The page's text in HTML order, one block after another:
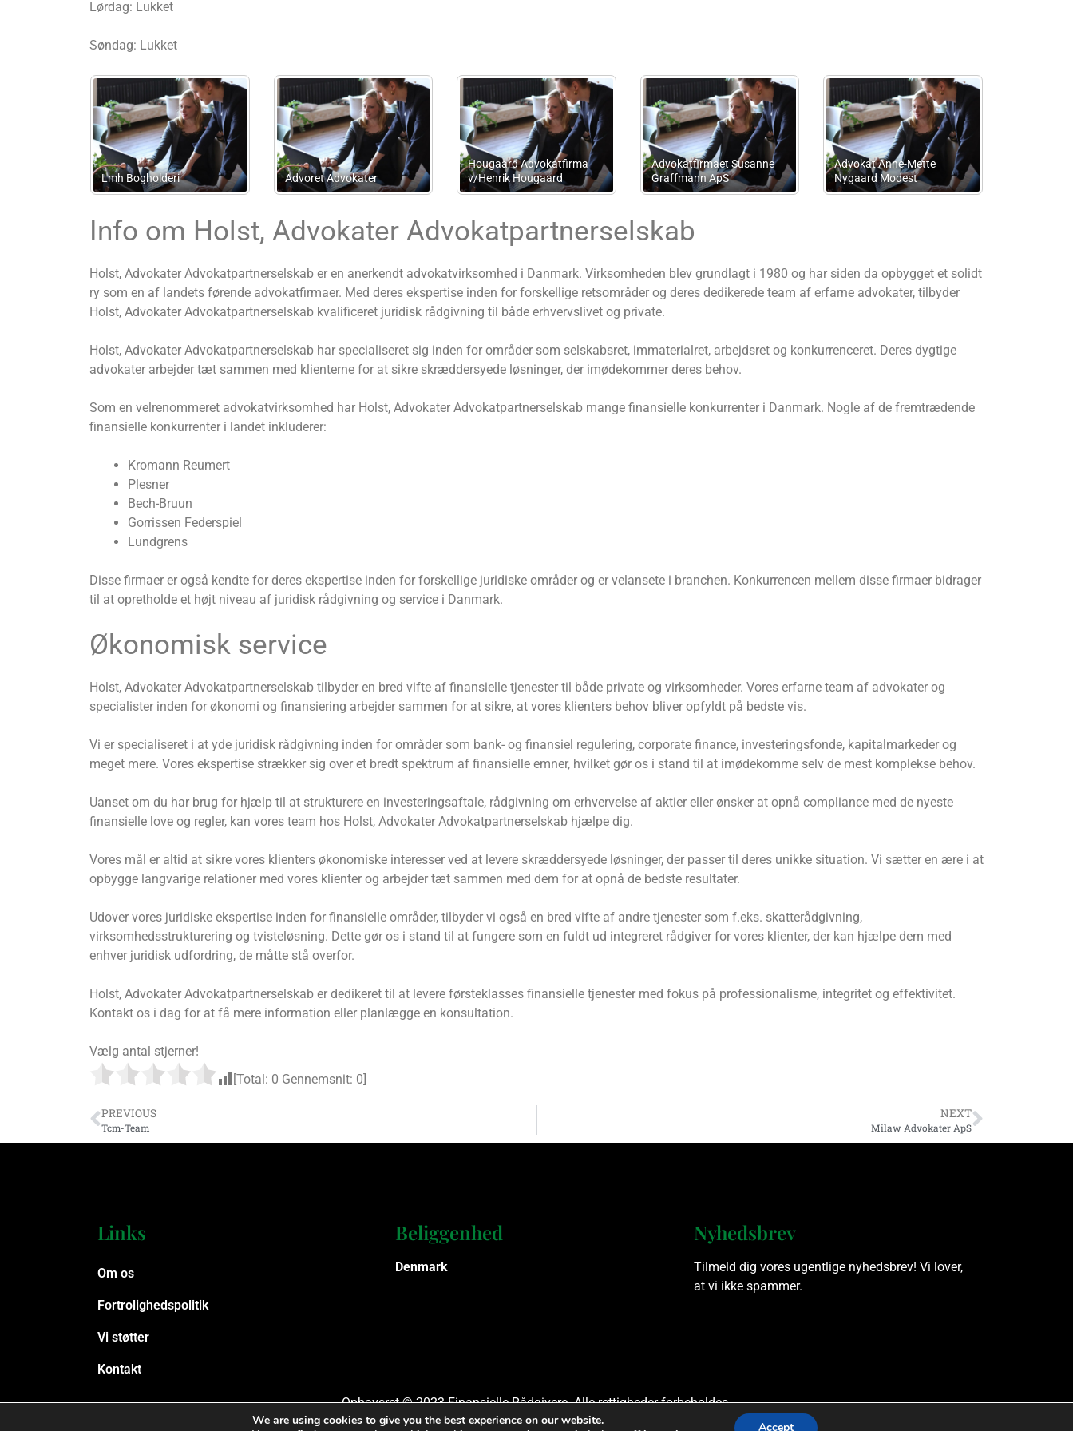
Lørdag: Lukket
Søndag: Lukket
Advokatfirmaet Susanne
Graffmann ApS
Advokat Anne-Mette
Nygaard Modest
Advokatfirmaet Jesper
Bang
Advokatfirmaet Dalgas &
Deleuran
Jette Munk Mirko Accounting
Info om Holst, Advokater Advokatpartnerselskab
Holst, Advokater Advokatpartnerselskab er en anerkendt advokatvirksomhed i Danmark. Virksomheden blev grundlagt i 1980 og har siden da opbygget et solidt
ry som en af landets førende advokatfirmaer. Med deres ekspertise inden for forskellige retsområder og deres dedikerede team af erfarne advokater, tilbyder
Holst, Advokater Advokatpartnerselskab kvalificeret juridisk rådgivning til både erhvervslivet og private.
Holst, Advokater Advokatpartnerselskab har specialiseret sig inden for områder som selskabsret, immaterialret, arbejdsret og konkurrenceret. Deres dygtige
advokater arbejder tæt sammen med klienterne for at sikre skræddersyede løsninger, der imødekommer deres behov.
Som en velrenommeret advokatvirksomhed har Holst, Advokater Advokatpartnerselskab mange finansielle konkurrenter i Danmark. Nogle af de fremtrædende
finansielle konkurrenter i landet inkluderer:
Kromann Reumert
Plesner
Bech-Bruun
Gorrissen Federspiel
Lundgrens
Disse firmaer er også kendte for deres ekspertise inden for forskellige juridiske områder og er velansete i branchen. Konkurrencen mellem disse firmaer bidrager
til at opretholde et højt niveau af juridisk rådgivning og service i Danmark.
Økonomisk service
Holst, Advokater Advokatpartnerselskab tilbyder en bred vifte af finansielle tjenester til både private og virksomheder. Vores erfarne team af advokater og
specialister inden for økonomi og finansiering arbejder sammen for at sikre, at vores klienters behov bliver opfyldt på bedste vis.
Vi er specialiseret i at yde juridisk rådgivning inden for områder som bank- og finansiel regulering, corporate finance, investeringsfonde, kapitalmarkeder og
meget mere. Vores ekspertise strækker sig over et bredt spektrum af finansielle emner, hvilket gør os i stand til at imødekomme selv de mest komplekse behov.
Uanset om du har brug for hjælp til at strukturere en investeringsaftale, rådgivning om erhvervelse af aktier eller ønsker at opnå compliance med de nyeste
finansielle love og regler, kan vores team hos Holst, Advokater Advokatpartnerselskab hjælpe dig.
Vores mål er altid at sikre vores klienters økonomiske interesser ved at levere skræddersyede løsninger, der passer til deres unikke situation. Vi sætter en ære i at
opbygge langvarige relationer med vores klienter og arbejder tæt sammen med dem for at opnå de bedste resultater.
Udover vores juridiske ekspertise inden for finansielle områder, tilbyder vi også en bred vifte af andre tjenester som f.eks. skatterådgivning,
virksomhedsstrukturering og tvisteløsning. Dette gør os i stand til at fungere som en fuldt ud integreret rådgiver for vores klienter, der kan hjælpe dem med
enhver juridisk udfordring, de måtte stå overfor.
Holst, Advokater Advokatpartnerselskab er dedikeret til at levere førsteklasses finansielle tjenester med fokus på professionalisme, integritet og effektivitet.
Kontakt os i dag for at få mere information eller planlægge en konsultation.
Vælg antal stjerner!
[Total: 0 Gennemsnit: 0]
PREVIOUS
Tcm-Team
NEXT
Milaw Advokater ApS
Links
Om os
Fortrolighedspolitik
Vi støtter
Kontakt
Beliggenhed
Denmark
Nyhedsbrev
Tilmeld dig vores ugentlige nyhedsbrev! Vi lover,
at vi ikke spammer.
Ophavsret © 2023 Finansielle Rådgivere. Alle rettigheder forbeholdes.
We are using cookies to give you the best experience on our website.
Accept